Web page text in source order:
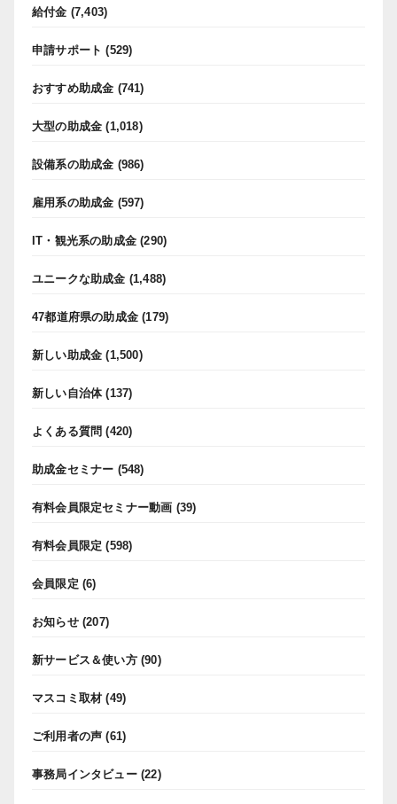
給付金 (7,403)
申請サポート (529)
おすすめ助成金 (741)
大型の助成金 (1,018)
設備系の助成金 (986)
雇用系の助成金 (597)
IT・観光系の助成金 (290)
ユニークな助成金 (1,488)
47都道府県の助成金 (179)
新しい助成金 (1,500)
新しい自治体(137)
よくある質問 (420)
助成金セミナー (548)
有料会員限定セミナー動画 (39)
有料会員限定 (598)
会員限定 (6)
お知らせ(207)
新サービス＆使い方(90)
マスコミ取材 (49)
ご利用者の声 (61)
事務局インタビュー(22)